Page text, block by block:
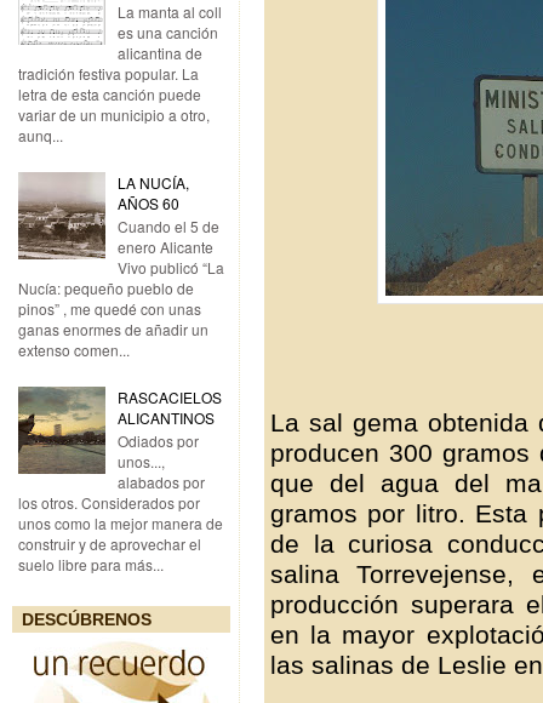
La manta al coll
es una canción
alicantina de
tradición festiva popular. La
letra de esta canción puede
variar de un municipio a otro,
aunq...
LA NUCÍA,
AÑOS 60
Cuando el 5 de
enero Alicante
Vivo publicó “La
Nucía: pequeño pueblo de
pinos” , me quedé con unas
ganas enormes de añadir un
extenso comen...
RASCACIELOS
ALICANTINOS
Odiados por
unos...,
alabados por
los otros. Considerados por
unos como la mejor manera de
construir y de aprovechar el
suelo libre para más...
DESCÚBRENOS
La sal gema obtenida
producen 300
que del agua del
gramos por litro. Esta
de la curiosa
salina
producción superara
en la mayor
las salinas de Leslie